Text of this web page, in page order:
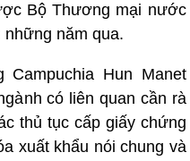
Bộ Thương mại nước
những năm qua.
Campuchia Hun Manet
có liên quan cần rà
thủ tục cấp giấy chứng
xuất khẩu nói chung và